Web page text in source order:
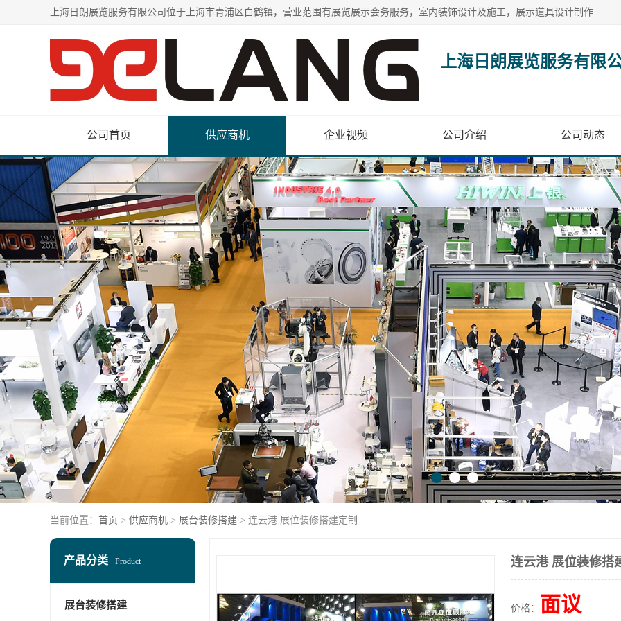
上海日朗展览服务有限公司位于上海市青浦区白鹤镇，营业范围有展览展示会务服务，室内装饰设计及施工，展示道具设计制作，舞台设计，图文设计，灯箱制作，园林绿化工程，广告装潢材料，建筑材料，办公用品，工艺礼品日用百货销售。
上海日朗展览服务有限
公司首页 供应商机 企业视频 公司介绍 公司动态
当前位置： 首页 > 供应商机 > 展台装修搭建 > 连云港 展位装修搭建定制
产品分类 Product
展台装修搭建
连云港 展位装修搭
价格： 面议